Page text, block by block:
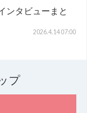
ンタビューまと
2026.4.14 07:00
プ